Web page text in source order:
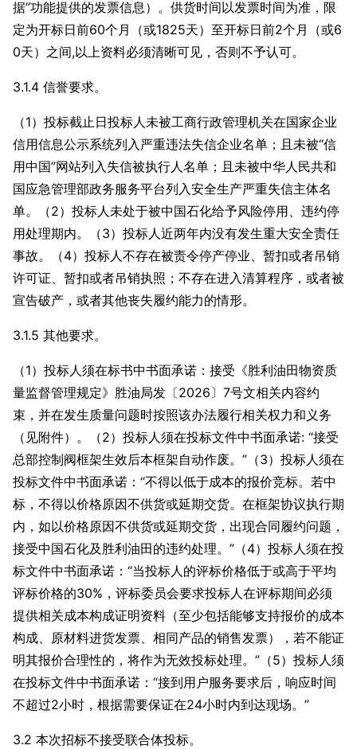
据”功能提供的发票信息）。供货时间以发票时间为准，限
定为开标日前60个月（或1825天）至开标日前2个月（或6
0天）之间,以上资料必须清晰可见，否则不予认可。
3.1.4 信誉要求。
（1）投标截止日投标人未被工商行政管理机关在国家企业
信用信息公示系统列入严重违法失信企业名单；且未被“信
用中国”网站列入失信被执行人名单；且未被中华人民共和
国应急管理部政务服务平台列入安全生产严重失信主体名
单。（2）投标人未处于被中国石化给予风险停用、违约停
用处理期内。（3）投标人近两年内没有发生重大安全责任
事故。（4）投标人不存在被责令停产停业、暂扣或者吊销
许可证、暂扣或者吊销执照；不存在进入清算程序，或者被
宣告破产，或者其他丧失履约能力的情形。
3.1.5 其他要求。
（1）投标人须在标书中书面承诺：接受《胜利油田物资质
量监督管理规定》胜油局发〔2026〕7号文相关内容约
束，并在发生质量问题时按照该办法履行相关权力和义务
（见附件）。（2）投标人须在投标文件中书面承诺: “接受
总部控制阀框架生效后本框架自动作废。”（3）投标人须在
投标文件中书面承诺：“不得以低于成本的报价竞标。若中
标，不得以价格原因不供货或延期交货。在框架协议执行期
内，如以价格原因不供货或延期交货，出现合同履约问题，
接受中国石化及胜利油田的违约处理。”（4）投标人须在投
标文件中书面承诺：“当投标人的评标价格低于或高于平均
评标价格的30%，评标委员会要求投标人在评标期间必须
提供相关成本构成证明资料（至少包括能够支持报价的成本
构成、原材料进货发票、相同产品的销售发票），若不能证
明其报价合理性的，将作为无效投标处理。”（5）投标人须
在投标文件中书面承诺：“接到用户服务要求后，响应时间
不超过2小时，根据需要保证在24小时内到达现场。”
3.2 本次招标不接受联合体投标。